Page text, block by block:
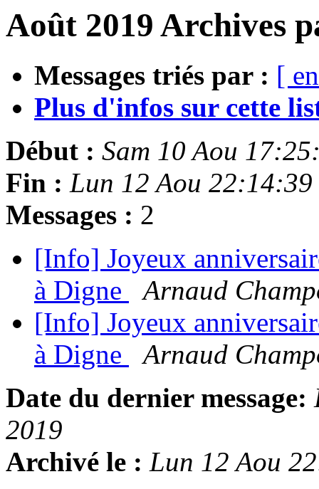
Août 2019 Archives
Messages triés par : [
Plus d'infos sur cette
Début : Sam 10 Aou
Fin : Lun 12 Aou 22:14:39
Messages : 2
[Info] Joyeux
à Digne
Arnaud
[Info] Joyeux
à Digne
Arnaud
Date du dernier message:
2019
Archivé le : Lun 12 Aou